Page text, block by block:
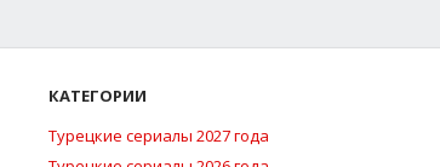
КАТЕГОРИИ
Турецкие сериалы 2027 года